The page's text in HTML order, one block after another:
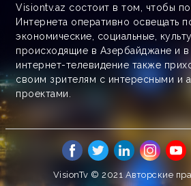
Visiontv.az состоит в том, чтобы
Интернета оперативно освещать
экономические, социальные,
происходящие в Азербайджане и
интернет-телевидение также
своим зрителям с интересными и
проектами.
VisionTv © 2021 Авторские